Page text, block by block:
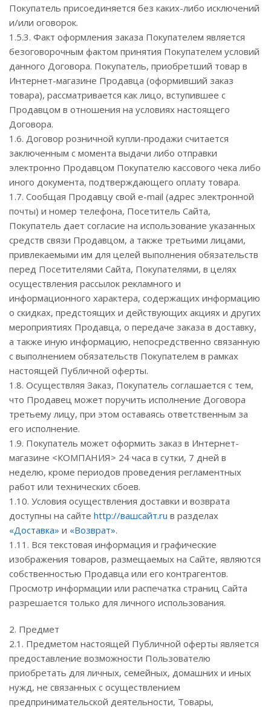
Покупатель присоединяется без каких-либо исключений
и/или оговорок.
1.5.3. Факт оформления заказа Покупателем является
безоговорочным фактом принятия Покупателем условий
данного Договора. Покупатель, приобретший товар в
Интернет-магазине Продавца (оформивший заказ
товара), рассматривается как лицо, вступившее с
Продавцом в отношения на условиях настоящего
Договора.
1.6. Договор розничной купли-продажи считается
заключенным с момента выдачи либо отправки
электронно Продавцом Покупателю кассового чека либо
иного документа, подтверждающего оплату товара.
1.7. Сообщая Продавцу свой e-mail (адрес электронной
почты) и номер телефона, Посетитель Сайта,
Покупатель дает согласие на использование указанных
средств связи Продавцом, а также третьими лицами,
привлекаемыми им для целей выполнения обязательств
перед Посетителями Сайта, Покупателями, в целях
осуществления рассылок рекламного и
информационного характера, содержащих информацию
о скидках, предстоящих и действующих акциях и других
мероприятиях Продавца, о передаче заказа в доставку,
а также иную информацию, непосредственно связанную
с выполнением обязательств Покупателем в рамках
настоящей Публичной оферты.
1.8. Осуществляя Заказ, Покупатель соглашается с тем,
что Продавец может поручить исполнение Договора
третьему лицу, при этом оставаясь ответственным за
его исполнение.
1.9. Покупатель может оформить заказ в Интернет-
магазине <КОМПАНИЯ> 24 часа в сутки, 7 дней в
неделю, кроме периодов проведения регламентных
работ или технических сбоев.
1.10. Условия осуществления доставки и возврата
доступны на сайте http://вашсайт.ru в разделах
«Доставка» и «Возврат».
1.11. Вся текстовая информация и графические
изображения товаров, размещаемых на Сайте, являются
собственностью Продавца или его контрагентов.
Просмотр информации или распечатка страниц Сайта
разрешается только для личного использования.
2. Предмет
2.1. Предметом настоящей Публичной оферты является
предоставление возможности Пользователю
приобретать для личных, семейных, домашних и иных
нужд, не связанных с осуществлением
предпринимательской деятельности, Товары,